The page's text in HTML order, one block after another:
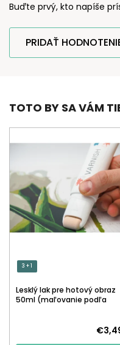
Buďte prvý, kto napíše
PRIDAŤ
TOTO BY SA VÁM
3 + 1
Lesklý lak pre hotový obraz
50ml (maľovanie podľa